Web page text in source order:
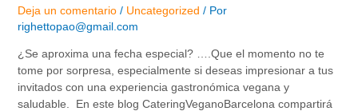
Deja un comentario / Uncategorized / Por
righettopao@gmail.com
¿Se aproxima una fecha especial? ….Que el momento no te
tome por sorpresa, especialmente si deseas impresionar a tus
invitados con una experiencia gastronómica vegana y
saludable. En este blog CateringVeganoBarcelona compartirá